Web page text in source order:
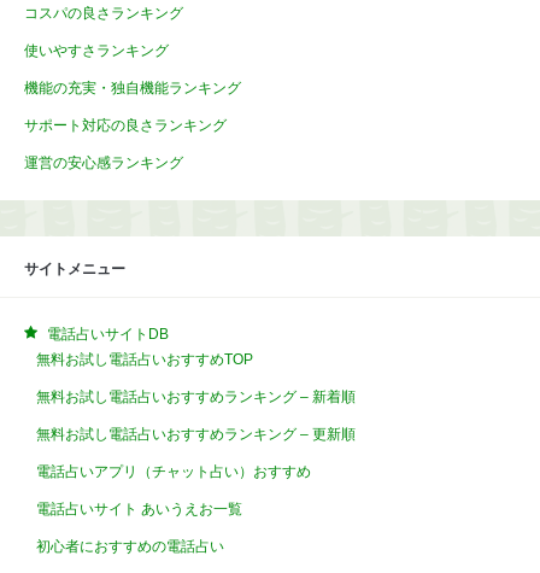
コスパの良さランキング
使いやすさランキング
機能の充実・独自機能ランキング
サポート対応の良さランキング
運営の安心感ランキング
サイトメニュー
電話占いサイトDB
無料お試し電話占いおすすめTOP
無料お試し電話占いおすすめランキング – 新着順
無料お試し電話占いおすすめランキング – 更新順
電話占いアプリ（チャット占い）おすすめ
電話占いサイト あいうえお一覧
初心者におすすめの電話占い